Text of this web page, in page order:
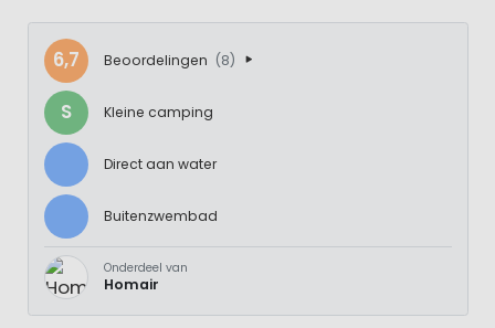
6,7 Beoordelingen (8)
S Kleine camping
Direct aan water
Buitenzwembad
Onderdeel van
Homair